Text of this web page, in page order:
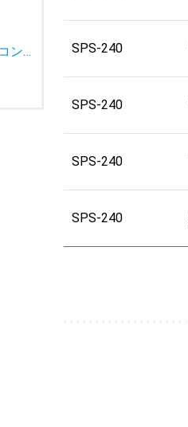
ヒートカッター・パワーコントローラー SPS-240
SPS-240
SPS-240
SPS-240